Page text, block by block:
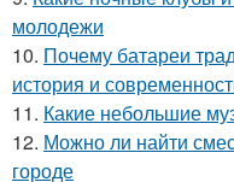
молодежи
10. Почему батареи
история и
11. Какие небольшие
12. Можно ли найти
городе